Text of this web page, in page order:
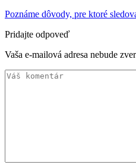
Poznáme dôvody, pre ktoré
Pridajte odpoveď
Vaša e-mailová adresa nebude